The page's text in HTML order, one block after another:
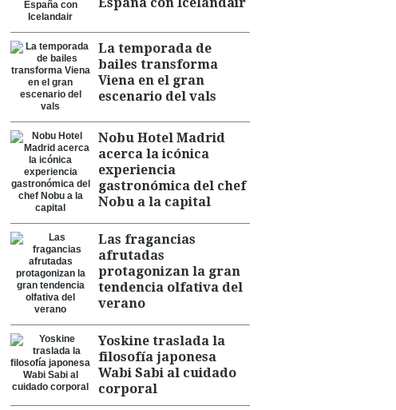
La temporada de
bailes transforma
Viena en el gran
escenario del vals
Nobu Hotel Madrid
acerca la icónica
experiencia
gastronómica del chef
Nobu a la capital
Las fragancias
afrutadas
protagonizan la gran
tendencia olfativa del
verano
Yoskine traslada la
filosofía japonesa
Wabi Sabi al cuidado
corporal